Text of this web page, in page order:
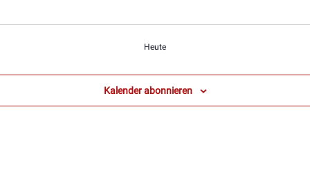
Heute
Kalender abonnieren